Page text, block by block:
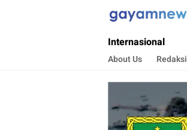
Gayamnews.com
Budaya Baca Berita
Internasional
About Us Redaksi